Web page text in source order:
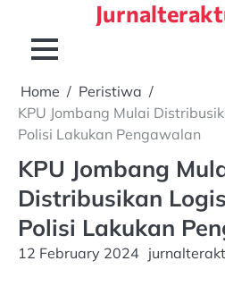
content
Home
Peristiwa
KPU Jombang Mulai
Polisi Lakukan Pengawalan
KPU Jombang
Distribusikan
Polisi Lakukan
12 February 2024